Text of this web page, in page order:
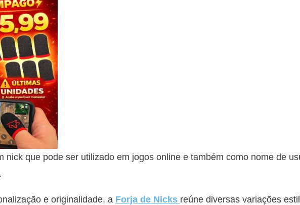
nick que pode ser utilizado em jogos online e também como nome de
e originalidade, a Forja de Nicks reúne diversas variações